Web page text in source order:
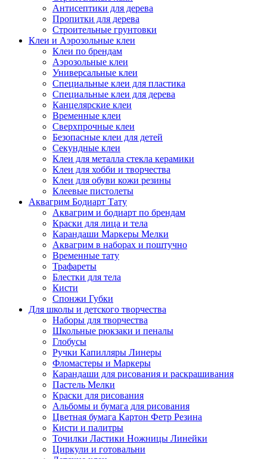
Антисептики для дерева
Пропитки для дерева
Строительные грунтовки
Клеи и Аэрозольные клеи
Клеи по брендам
Аэрозольные клеи
Универсальные клеи
Специальные клеи для пластика
Специальные клеи для дерева
Канцелярские клеи
Временные клеи
Сверхпрочные клеи
Безопасные клеи для детей
Секундные клеи
Клеи для металла стекла керамики
Клеи для хобби и творчества
Клеи для обуви кожи резины
Клеевые пистолеты
Аквагрим Бодиарт Тату
Аквагрим и бодиарт по брендам
Краски для лица и тела
Карандаши Маркеры Мелки
Аквагрим в наборах и поштучно
Временные тату
Трафареты
Блестки для тела
Кисти
Спонжи Губки
Для школы и детского творчества
Наборы для творчества
Школьные рюкзаки и пеналы
Глобусы
Ручки Капилляры Линеры
Фломастеры и Маркеры
Карандаши для рисования и раскрашивания
Пастель Мелки
Краски для рисования
Альбомы и бумага для рисования
Цветная бумага Картон Фетр Резина
Кисти и палитры
Точилки Ластики Ножницы Линейки
Циркули и готовальни